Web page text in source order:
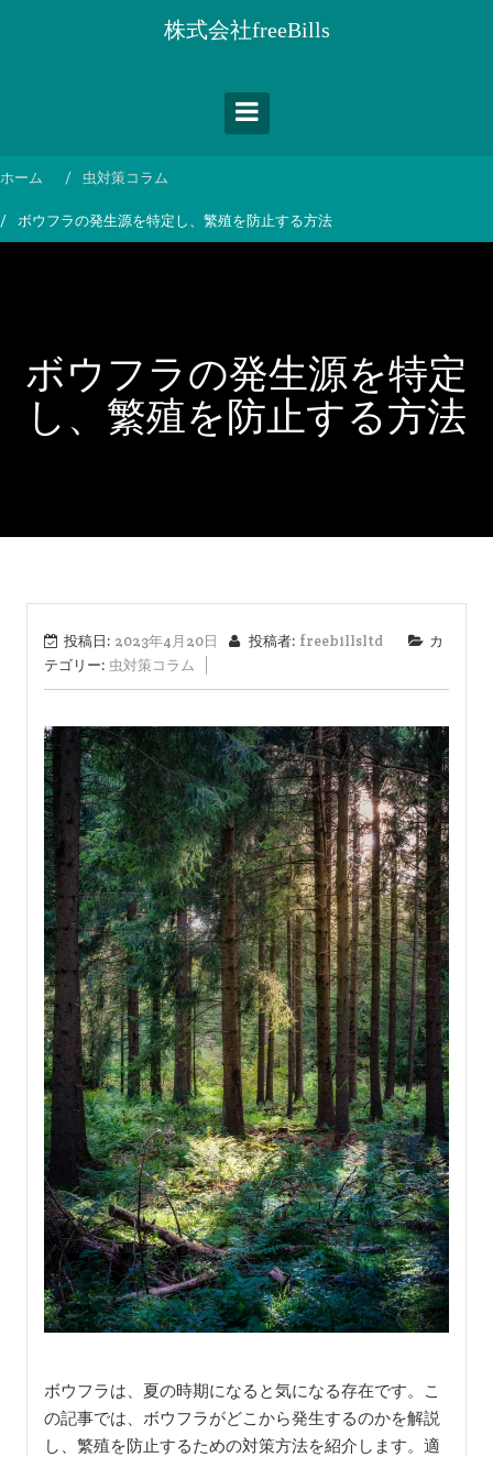
ス
ッ
株式会社freeBills
ホーム 虫対策コラム
ボウフラの発生源を特定し、繁殖を防止する方法
ボウフラの発生源を特定
し、繁殖を防止する方法
投稿日: 2023年4月20日 投稿者: freebillsltd
カ
テゴリー: 虫対策コラム
ボウフラは、夏の時期になると気になる存在です。こ
の記事では、ボウフラがどこから発生するのかを解説
し、繁殖を防止するための対策方法を紹介します。適